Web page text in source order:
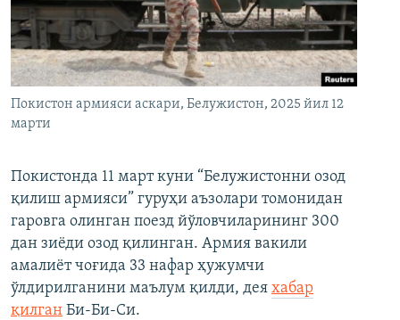
Покистон армияси аскари, Белужистон, 2025 йил 12
марти
Покистонда 11 март куни “Белужистонни озод
қилиш армияси” гуруҳи аъзолари томонидан
гаровга олинган поезд йўловчиларининг 300
дан зиёди озод қилинган. Армия вакили
амалиёт чоғида 33 нафар ҳужумчи
ўлдирилганини маълум қилди, дея хабар
қилган Би-Би-Си.